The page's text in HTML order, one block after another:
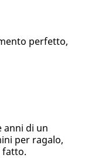
perfetto,
di un
per ragalo,